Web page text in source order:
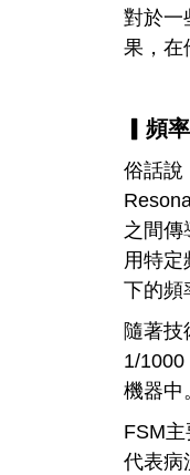
對於一
果，在
▎頻
俗話說
之間
用特
下的頻
隨著
1/
機器中
FSM
代表病